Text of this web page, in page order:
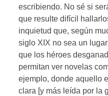
escribiendo. No sé si
que resulte difícil
inquietud que, según
siglo XIX no sea un
que los héroes
permitan ver novelas
ejemplo, donde aquello
clara [y más leída por la